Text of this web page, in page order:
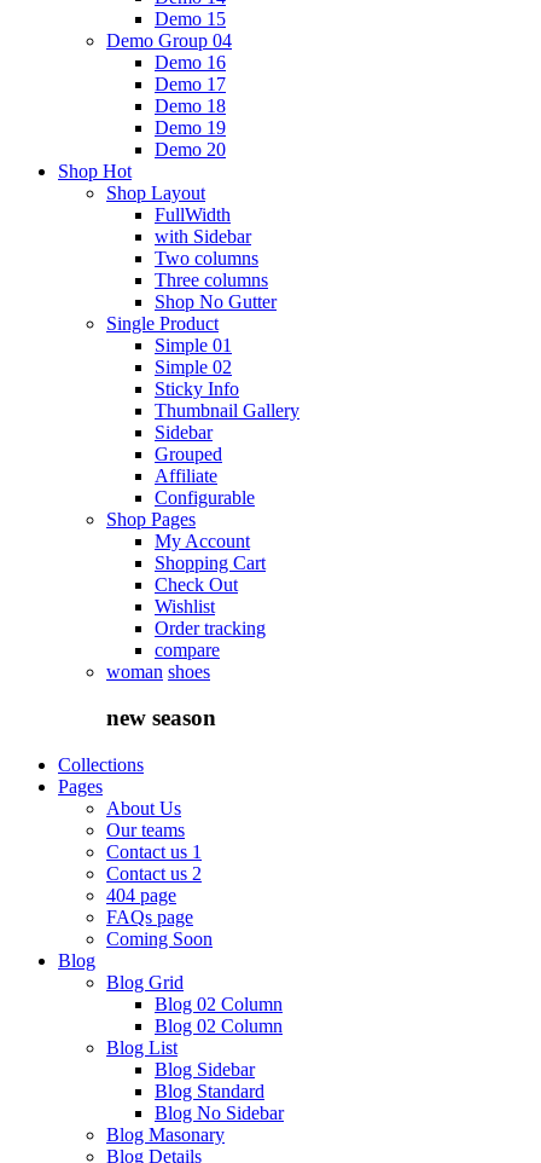
Demo 15
Demo Group 04
Demo 16
Demo 17
Demo 18
Demo 19
Demo 20
Shop Hot
Shop Layout
FullWidth
with Sidebar
Two columns
Three columns
Shop No Gutter
Single Product
Simple 01
Simple 02
Sticky Info
Thumbnail Gallery
Sidebar
Grouped
Affiliate
Configurable
Shop Pages
My Account
Shopping Cart
Check Out
Wishlist
Order tracking
compare
woman shoes
new season
Collections
Pages
About Us
Our teams
Contact us 1
Contact us 2
404 page
FAQs page
Coming Soon
Blog
Blog Grid
Blog 02 Column
Blog 02 Column
Blog List
Blog Sidebar
Blog Standard
Blog No Sidebar
Blog Masonary
Blog Details